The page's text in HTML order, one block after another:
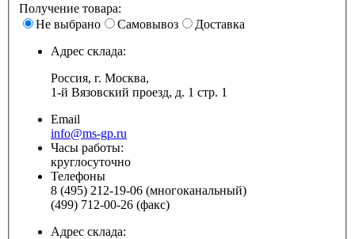
Получение товара:
Не выбрано
Самовывоз
Доставка
Адрес склада:
Россия, г. Москва,
1-й Вязовский проезд, д. 1 стр. 1
Email
info@ms-gp.ru
Часы работы:
круглосуточно
Телефоны
8 (495) 212-19-06 (многоканальный)
(499) 712-00-26 (факс)
Адрес склада: